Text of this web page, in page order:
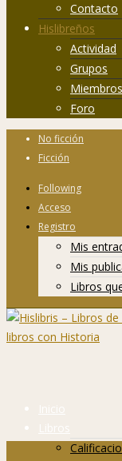
Contacto
Hislibreños
Actividad
Grupos
Miembros
Foro
No ficción
Ficción
Following
Acceso
Registro
Mis
Mis
Libros
Inicio
Libros